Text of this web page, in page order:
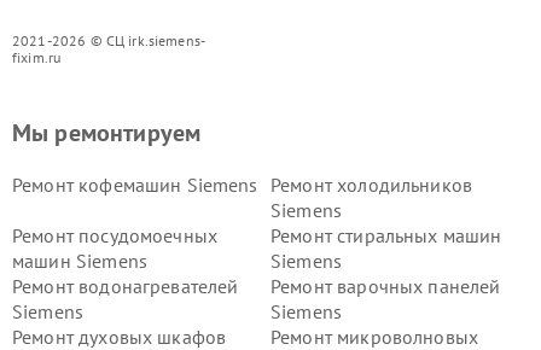
2021-2026 © СЦ irk.siemens-
fixim.ru
Мы ремонтируем
Ремонт кофемашин Siemens
Ремонт холодильников
Siemens
Ремонт посудомоечных
машин Siemens
Ремонт стиральных машин
Siemens
Ремонт водонагревателей
Siemens
Ремонт варочных панелей
Siemens
Ремонт духовых шкафов
Ремонт микроволновых